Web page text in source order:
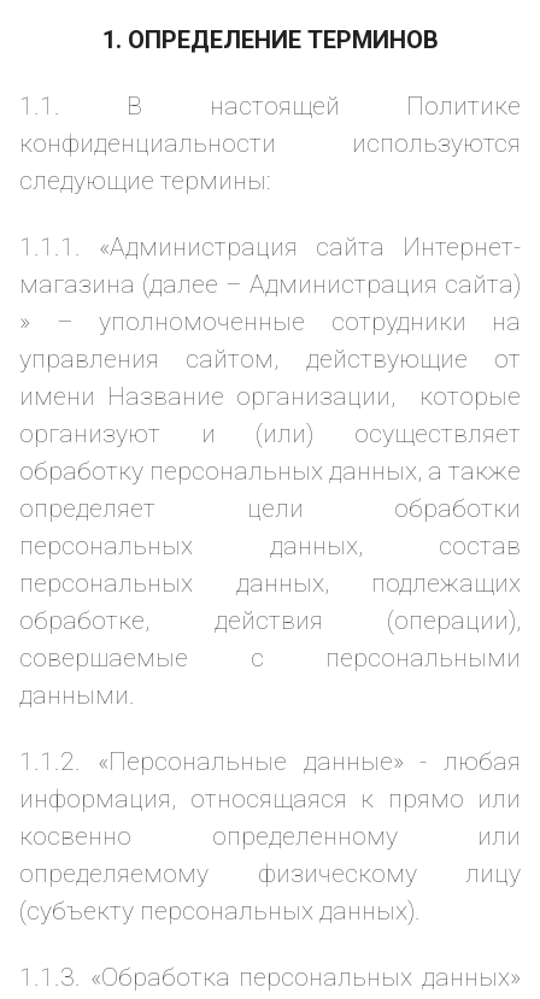
1. ОПРЕДЕЛЕНИЕ ТЕРМИНОВ
1.1. В настоящей Политике
конфиденциальности используются
следующие термины:
1.1.1. «Администрация сайта Интернет-
магазина (далее – Администрация сайта)
» – уполномоченные сотрудники на
управления сайтом, действующие от
имени Название организации, которые
организуют и (или) осуществляет
обработку персональных данных, а также
определяет цели обработки
персональных данных, состав
персональных данных, подлежащих
обработке, действия (операции),
совершаемые с персональными
данными.
1.1.2. «Персональные данные» - любая
информация, относящаяся к прямо или
косвенно определенному или
определяемому физическому лицу
(субъекту персональных данных).
1.1.3. «Обработка персональных данных»